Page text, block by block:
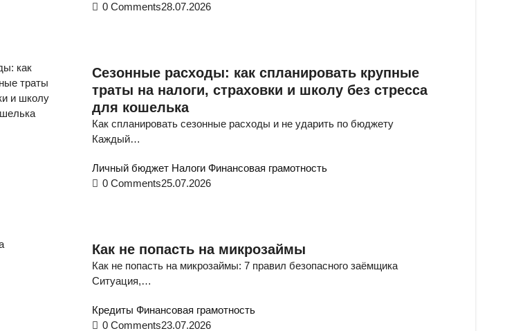
0 Comments28.07.2026
Сезонные расходы: как спланировать крупные
траты на налоги, страховки и школу без стресса
для кошелька
Как спланировать сезонные расходы и не ударить по бюджету
Каждый…
Личный бюджет Налоги Финансовая грамотность
0 Comments25.07.2026
Как не попасть на микрозаймы
Как не попасть на микрозаймы: 7 правил безопасного заёмщика
Ситуация,…
Кредиты Финансовая грамотность
0 Comments23.07.2026